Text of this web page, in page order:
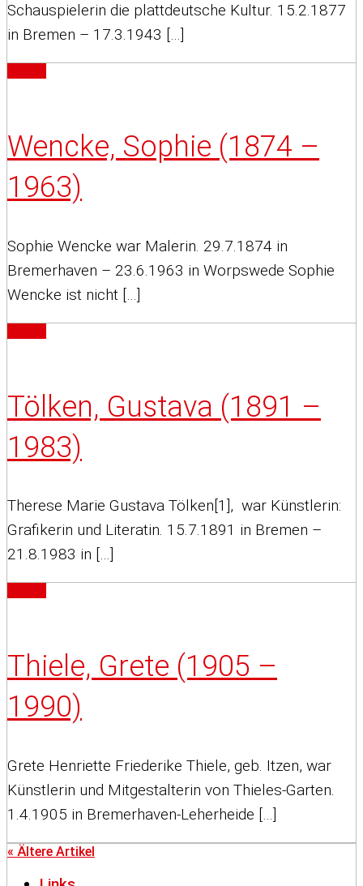
Schauspielerin die plattdeutsche Kultur. 15.2.1877
in Bremen – 17.3.1943 […]
Wencke, Sophie (1874 –
1963)
Sophie Wencke war Malerin. 29.7.1874 in
Bremerhaven – 23.6.1963 in Worpswede Sophie
Wencke ist nicht […]
Tölken, Gustava (1891 –
1983)
Therese Marie Gustava Tölken[1], war Künstlerin:
Grafikerin und Literatin. 15.7.1891 in Bremen –
21.8.1983 in […]
Thiele, Grete (1905 –
1990)
Grete Henriette Friederike Thiele, geb. Itzen, war
Künstlerin und Mitgestalterin von Thieles-Garten.
1.4.1905 in Bremerhaven-Leherheide […]
« Ältere Artikel